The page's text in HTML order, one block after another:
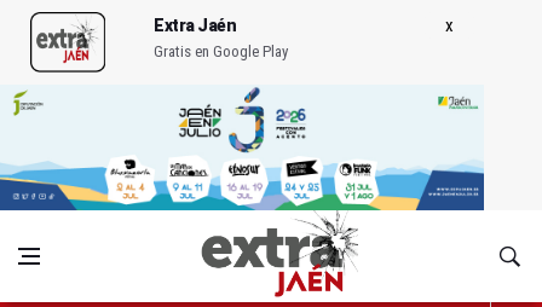
Extra Jaén
Gratis en Google Play